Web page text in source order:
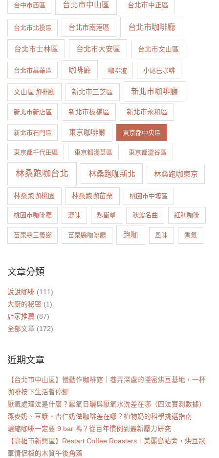
台中市西區 台北市中山區 台北市中正區
台北市北投區 台北市南港區 台北市咖啡廳
台北市士林區 台北市大安區 台北市文山區
台北市萬華區 咖啡廳 咖啡渣 小尾巴咖啡
文山區咖啡廳 新北市三芝區 新北市咖啡廳
新北市新店區 新北市板橋區 新北市永和區
新北市石門區 東京咖啡廳 東京都中央區
東京都千代田區 東京都淺草區 東京都澀谷區
林桑跑咖台北 林桑跑咖新北 林桑跑咖東京
林桑跑咖桃園 林桑跑咖苗栗 桃園市中壢區
桃園市咖啡廳 澀味 熱衝擊 秋波名曲 紅利咖啡
苗栗縣三義鄉 苗栗縣咖啡廳 跑咖 風味 香氣
文章分類
說說咖啡 (111)
大廚的秘密 (1)
店家推薦 (87)
全部文章 (172)
近期文章
【台北市中山區】慢動作咖啡館｜巷弄深處的隱密烘豆基地，一杯
咖啡按下生活暫停鍵
厭氧處理法是什麼？厭氧日曬與厭氧水洗差在哪（四法實測數據）
燕麥奶、豆漿、杏仁奶做咖啡差在哪？植物奶的科學挑選指南
濃縮咖啡一定要 9 bar 嗎？從百年慣例到最新壓力研究
【高雄市新興區】Restart Coffee Roasters｜美麗島站旁，烘豆冠
軍情侶檔的木質午後角落